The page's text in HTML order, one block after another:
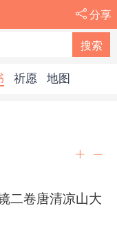
分享
祈愿 地图
二卷唐清凉山大